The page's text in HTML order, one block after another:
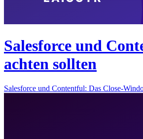
Salesforce und
achten sollten
Salesforce und Contentful: Das Close-